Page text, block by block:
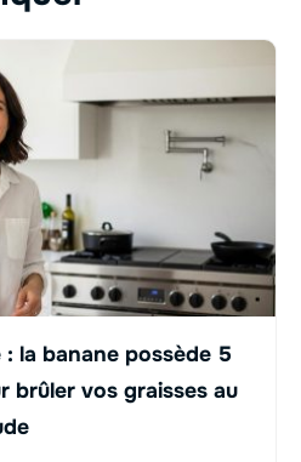
la banane possède 5
brûler vos graisses au